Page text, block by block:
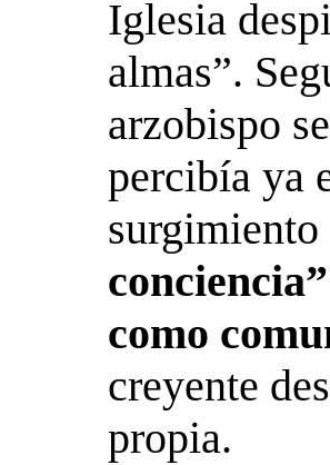
Iglesia
almas”.
arzobispo
percibía ya
como
creyente
propia.